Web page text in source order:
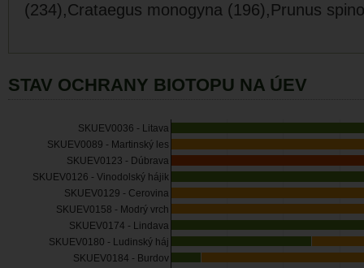
(234),Crataegus monogyna (196),Prunus
STAV OCHRANY BIOTOPU NA ÚEV
SKUEV0036 - Litava
SKUEV0089 - Martinský les
SKUEV0123 - Dúbrava
SKUEV0126 - Vinodolský hájik
SKUEV0129 - Cerovina
SKUEV0158 - Modrý vrch
SKUEV0174 - Lindava
SKUEV0180 - Ludinský háj
SKUEV0184 - Burdov